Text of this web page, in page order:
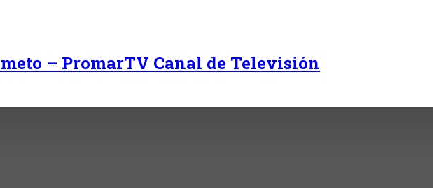
– PromarTV Canal de Televisión